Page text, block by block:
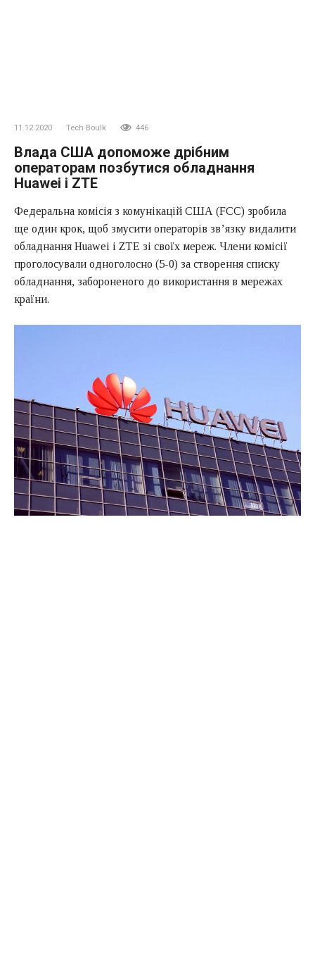
11.12.2020 Tech Boulk 446
Влада США допоможе дрібним
операторам позбутися обладнання
Huawei і ZTE
Федеральна комісія з комунікацій США (FCC) зробила
ще один крок, щоб змусити операторів зв’язку видалити
обладнання Huawei і ZTE зі своїх мереж. Члени комісії
проголосували одноголосно (5-0) за створення списку
обладнання, забороненого до використання в мережах
країни.